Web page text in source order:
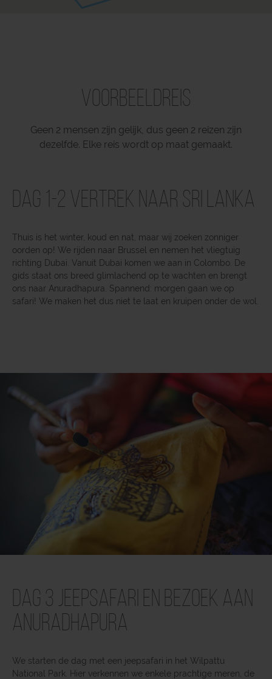
Voorbeeldreis
Geen 2 mensen zijn gelijk, dus geen 2 reizen zijn
dezelfde. Elke reis wordt op maat gemaakt.
Dag 1-2 Vertrek naar Sri Lanka
Thuis is het winter, koud en nat, maar wij zoeken zonniger
oorden op! We rijden naar Brussel en nemen het vliegtuig
richting Dubai. Vanuit Dubai komen we aan in Colombo. De
gids staat ons breed glimlachend op te wachten en brengt
ons naar Anuradhapura. Spannend: morgen gaan we op
safari! We maken het dus niet te laat en kruipen onder de wol.
Dag 3 Jeepsafari en bezoek aan
Anuradhapura
We starten de dag met een jeepsafari in het Wilpattu
National Park. Hier verkennen we enkele prachtige meren, de